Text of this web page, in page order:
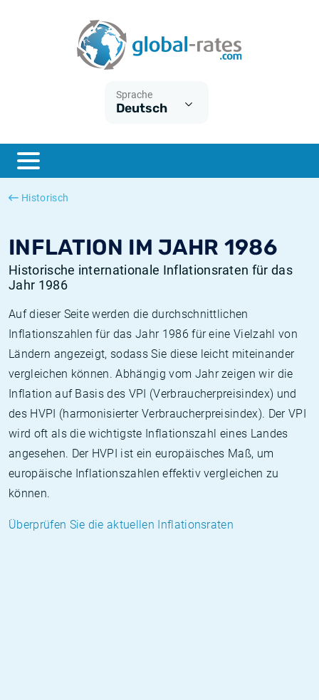
Sprache
Deutsch
Historisch
INFLATION IM JAHR 1986
Historische internationale Inflationsraten für das
Jahr 1986
Auf dieser Seite werden die durchschnittlichen
Inflationszahlen für das Jahr 1986 für eine Vielzahl von
Ländern angezeigt, sodass Sie diese leicht miteinander
vergleichen können. Abhängig vom Jahr zeigen wir die
Inflation auf Basis des VPI (Verbraucherpreisindex) und
des HVPI (harmonisierter Verbraucherpreisindex). Der VPI
wird oft als die wichtigste Inflationszahl eines Landes
angesehen. Der HVPI ist ein europäisches Maß, um
europäische Inflationszahlen effektiv vergleichen zu
können.
Überprüfen Sie die aktuellen Inflationsraten
ESTER
SONIA
Was ist die VPI-Inflation?
Was ist die HVPI-Inflation?
Deutsche inflation
Europäische inflation
Historische Euribor-Sätze
Historische ESTER-Sätze
Historische SOFR-Sätze
Historische SONIA-Sätze
Inflationsrechner